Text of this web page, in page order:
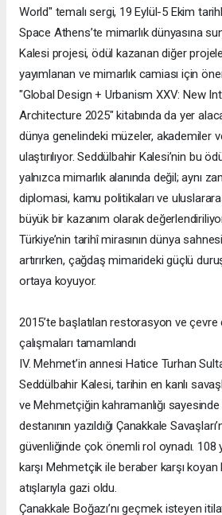
World" temalı sergi, 19 Eylül-5 Ekim
Space Athens’te mimarlık dünyasına
Kalesi projesi, ödül kazanan diğer
yayımlanan ve mimarlık camiası için
"Global Design + Urbanism XXV: New
Architecture 2025" kitabında da yer
dünya genelindeki müzeler, akademiler
ulaştırılıyor. Seddülbahir Kalesi’nin bu
yalnızca mimarlık alanında değil; aynı
diplomasi, kamu politikaları ve
büyük bir kazanım olarak
Türkiye’nin tarihî mirasının dünya
artırırken, çağdaş mimarideki güçlü
ortaya koyuyor.
2015’te başlatılan restorasyon ve
çalışmaları tamamlandı
IV. Mehmet’in annesi Hatice Turhan
Seddülbahir Kalesi, tarihin en kanlı
ve Mehmetçiğin kahramanlığı sayesinde
destanının yazıldığı Çanakkale
güvenliğinde çok önemli rol oynadı. 108
karşı Mehmetçik ile beraber karşı
atışlarıyla gazi oldu.
Çanakkale Boğazı’nı geçmek isteyen